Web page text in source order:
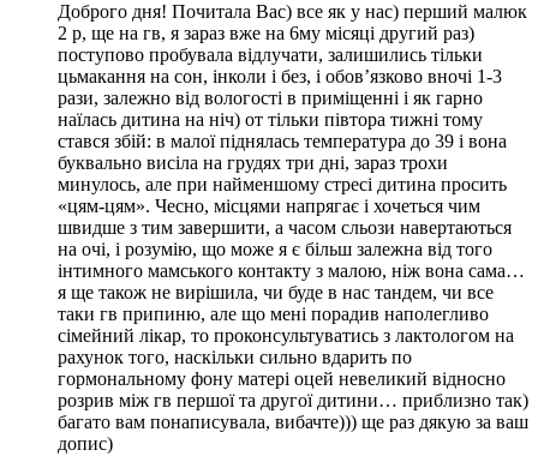
Доброго дня! Почитала Вас) все як у нас) перший малюк
2 р, ще на гв, я зараз вже на 6му місяці другий раз)
поступово пробувала відлучати, залишились тільки
цьмакання на сон, інколи і без, і обов’язково вночі 1-3
рази, залежно від вологості в приміщенні і як гарно
наїлась дитина на ніч) от тільки півтора тижні тому
стався збій: в малої піднялась температура до 39 і вона
буквально висіла на грудях три дні, зараз трохи
минулось, але при найменшому стресі дитина просить
«цям-цям». Чесно, місцями напрягає і хочеться чим
швидше з тим завершити, а часом сльози навертаються
на очі, і розумію, що може я є більш залежна від того
інтимного мамського контакту з малою, ніж вона сама…
я ще також не вирішила, чи буде в нас тандем, чи все
таки гв припиню, але що мені порадив наполегливо
сімейний лікар, то проконсультуватись з лактологом на
рахунок того, наскільки сильно вдарить по
гормональному фону матері оцей невеликий відносно
розрив між гв першої та другої дитини… приблизно так)
багато вам понаписувала, вибачте))) ще раз дякую за ваш
допис)